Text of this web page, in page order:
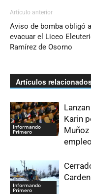
Artículo anterior
Aviso de bomba obligó a
evacuar el Liceo
Ramírez de Osorno
Artículos
Informando
Primero
Karin
Informando
Primero